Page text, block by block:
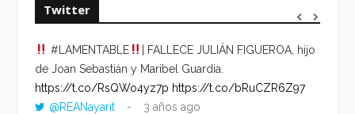
Twitter
#LAMENTABLE
| FALLECE JULIÁN FIGUEROA, hijo
de Joan Sebastián y Maribel Guardia.
https://t.co/RsQWo4yz7p https://t.co/bRuCZR6Z97
@REANayarit
3 años ago